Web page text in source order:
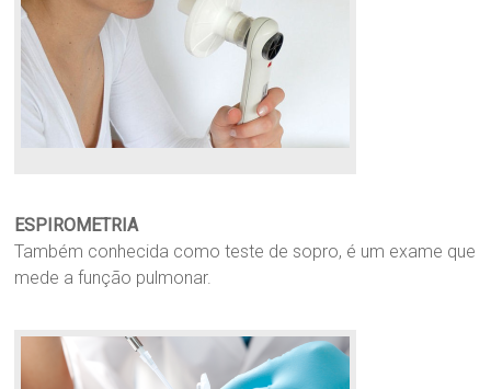
ESPIROMETRIA
Também conhecida como teste de sopro, é um exame que
mede a função pulmonar.